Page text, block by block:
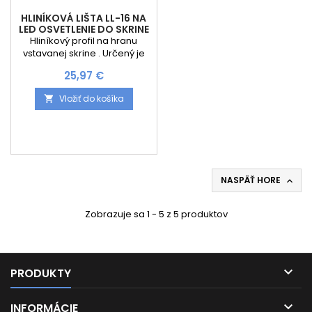
HLINÍKOVÁ LIŠTA LL-16 NA
LED OSVETLENIE DO SKRINE
Hliníkový profil na hranu
vstavanej skrine . Určený je
zabezpečuje osvetlenie
skrine. K profilu je nutné
dokúpiť krytku.
Cena
25,97 €
 Vložiť do košíka
NASPÄŤ HORE 
Zobrazuje sa 1 - 5 z 5 produktov
PRODUKTY 
INFORMÁCIE 